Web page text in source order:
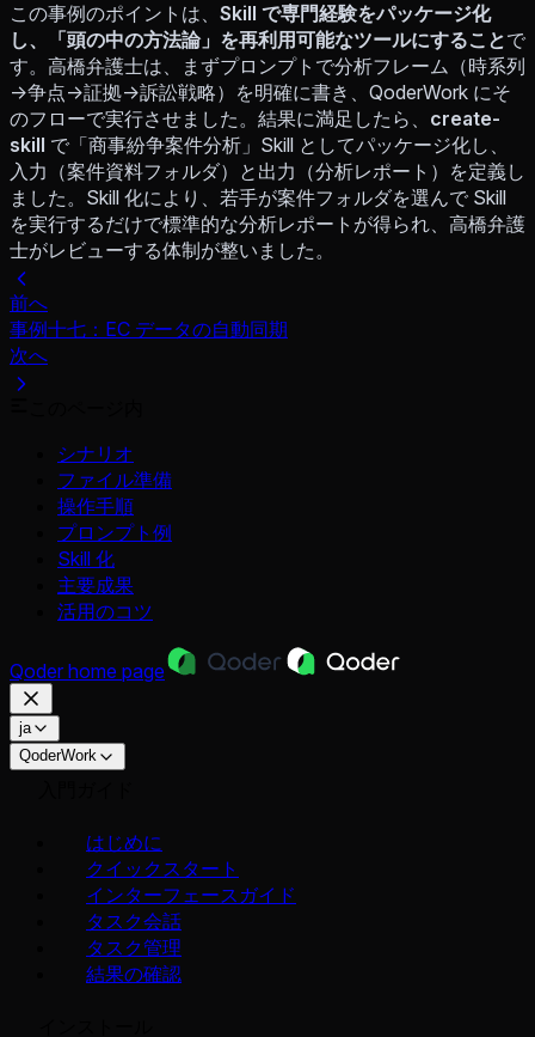
この事例のポイントは、 Skill で専門経験をパッケージ化
し、「頭の中の方法論」を再利用可能なツールにすることで
す。高橋弁護士は、まずプロンプトで分析フレーム（時系列
→争点→証拠→訴訟戦略）を明確に書き、QoderWork にそ
のフローで実行させました。結果に満足したら、 create-
skill で「商事紛争案件分析」Skill としてパッケージ化し、
入力（案件資料フォルダ）と出力（分析レポート）を定義し
ました。Skill 化により、若手が案件フォルダを選んで Skill
を実行するだけで標準的な分析レポートが得られ、高橋弁護
士がレビューする体制が整いました。
前へ
事例十七：EC データの自動同期
次へ
シナリオ
ファイル準備
操作手順
プロンプト例
Skill 化
主要成果
活用のコツ
Qoder home page
ja
QoderWork
はじめに
クイックスタート
インターフェースガイド
タスク会話
タスク管理
結果の確認